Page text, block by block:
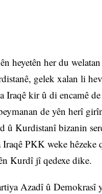
heyetên her du
gelek xalan li
Iraqê kir û di encamê
de yên herî
û Kurdistanî bizanin
PKK weke hêzeke
Kurdî jî qedexe dike.
Azadî û Demokrasî